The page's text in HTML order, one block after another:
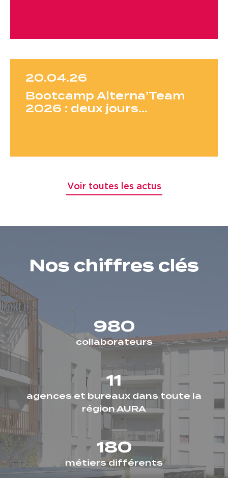
20.04.26
Bootcamp Alterna’Team
2026 : deux jours…
Voir toutes les actus
Nos chiffres clés
980
collaborateurs
11
agences et bureaux dans toute la
région AURA
180
métiers différents